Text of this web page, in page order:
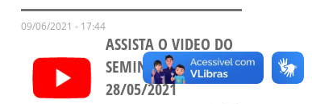
09/06/2021 - 17:44
ASSISTA O VIDEO DO
SEMINÁRIO DO DIA
28/05/2021